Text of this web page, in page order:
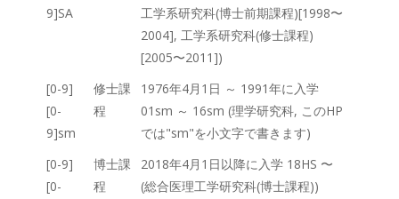
9]SA
工学系研究科(博士前期課程)[1998〜
2004], 工学系研究科(修士課程)
[2005〜2011])
[0-9]
[0-
9]sm
修士課
程
1976年4月1日 ～ 1991年に入学
01sm ～ 16sm (理学研究科, このHP
では"sm"を小文字で書きます)
[0-9]
[0-
博士課
程
2018年4月1日以降に入学 18HS 〜
(総合医理工学研究科(博士課程))